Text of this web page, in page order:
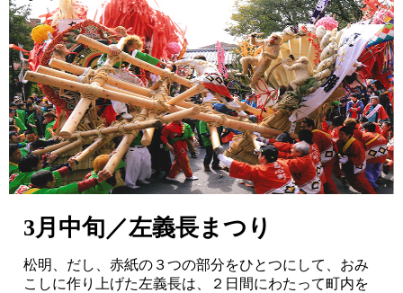
3月中旬／左義長まつり
松明、だし、赤紙の３つの部分をひとつにして、おみ
こしに作り上げた左義長は、２日間にわたって町内を